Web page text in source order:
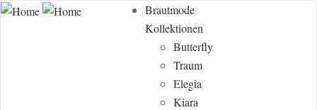
Brautmode
Kollektionen
Butterfly
Traum
Elegia
Kiara